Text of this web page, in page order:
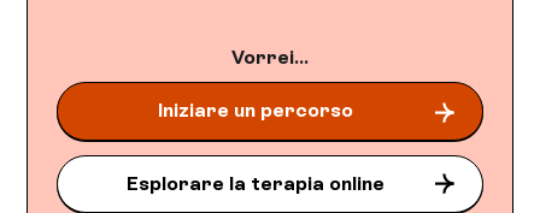
Vorrei...
Iniziare un percorso
Esplorare la terapia online